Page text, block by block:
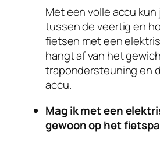
Met een volle accu kun
tussen de veertig en
fietsen met een
hangt af van het
trapondersteuning en
accu.
Mag ik met een
gewoon op het